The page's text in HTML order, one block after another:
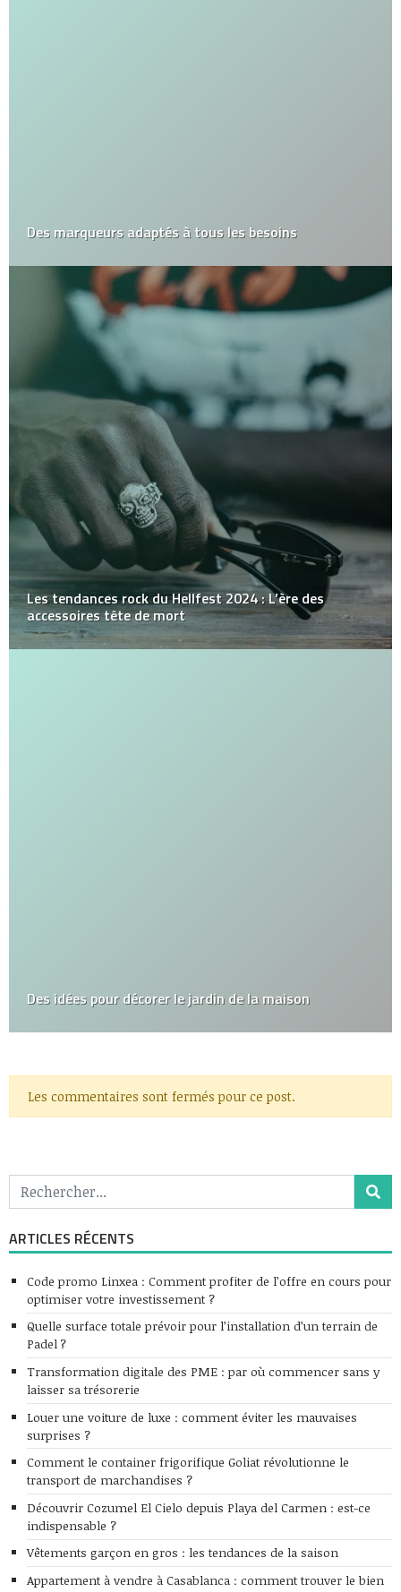
Des marqueurs adaptés à tous les besoins
Les tendances rock du Hellfest 2024 : L’ère des
accessoires tête de mort
Des idées pour décorer le jardin de la maison
Les commentaires sont fermés pour ce post.
ARTICLES RÉCENTS
Code promo Linxea : Comment profiter de l’offre en cours pour
optimiser votre investissement ?
Quelle surface totale prévoir pour l’installation d’un terrain de
Padel ?
Transformation digitale des PME : par où commencer sans y
laisser sa trésorerie
Louer une voiture de luxe : comment éviter les mauvaises
surprises ?
Comment le container frigorifique Goliat révolutionne le
transport de marchandises ?
Découvrir Cozumel El Cielo depuis Playa del Carmen : est-ce
indispensable ?
Vêtements garçon en gros : les tendances de la saison
Appartement à vendre à Casablanca : comment trouver le bien